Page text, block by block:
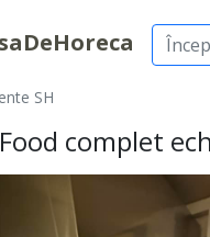
SH
complet